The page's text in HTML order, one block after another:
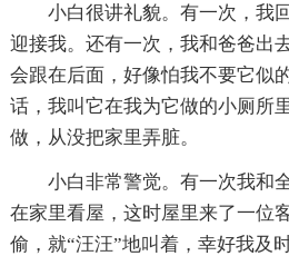
小白很讲礼貌。有一次，我
迎接我。还有一次，我和爸爸出
会跟在后面，好像怕我不要它似
话，我叫它在我为它做的小厕所
做，从没把家里弄脏。
小白非常警觉。有一次我和
在家里看屋，这时屋里来了一位
偷，就“汪汪”地叫着，幸好我及